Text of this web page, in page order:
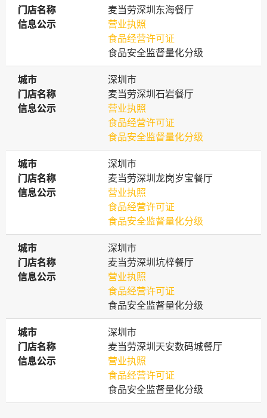
门店名称
门店名称
麦当劳深圳东海餐厅
信息公示
信息公示
营业执照
食品经营许可证
食品安全监督量化分级
城市
城市
深圳市
门店名称
门店名称
麦当劳深圳石岩餐厅
信息公示
信息公示
营业执照
食品经营许可证
食品安全监督量化分级
城市
城市
深圳市
门店名称
门店名称
麦当劳深圳龙岗岁宝餐厅
信息公示
信息公示
营业执照
食品经营许可证
食品安全监督量化分级
城市
城市
深圳市
门店名称
门店名称
麦当劳深圳坑梓餐厅
信息公示
信息公示
营业执照
食品经营许可证
食品安全监督量化分级
城市
城市
深圳市
门店名称
门店名称
麦当劳深圳天安数码城餐厅
信息公示
信息公示
营业执照
食品经营许可证
食品安全监督量化分级